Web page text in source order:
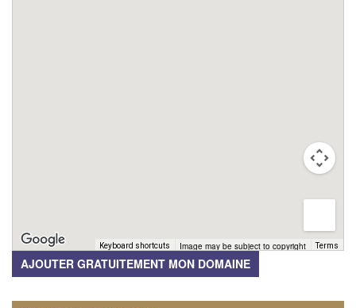
Keyboard shortcuts Image may be subject to copyright Terms
AJOUTER GRATUITEMENT MON DOMAINE